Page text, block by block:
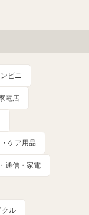
ビニ
電店
ケア用品
通信・家電
クル